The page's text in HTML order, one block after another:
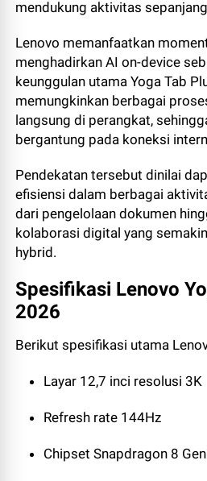
mendukung aktivitas
Lenovo memanfaatkan
menghadirkan AI on-device
keunggulan utama Yoga Tab
memungkinkan berbagai
langsung di perangkat,
bergantung pada koneksi
Pendekatan tersebut dinilai
efisiensi dalam berbagai
dari pengelolaan dokumen
kolaborasi digital yang
hybrid.
Spesifikasi Lenovo
2026
Berikut spesifikasi utama
Layar 12,7 inci resolusi 3K
Refresh rate 144Hz
Chipset Snapdragon 8